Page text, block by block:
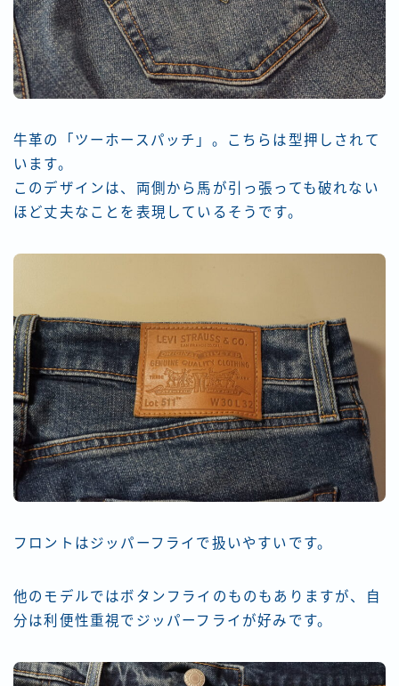
牛革の「ツーホースパッチ」。こちらは型押しされて
います。
このデザインは、両側から馬が引っ張っても破れない
ほど丈夫なことを表現しているそうです。
フロントはジッパーフライで扱いやすいです。
他のモデルではボタンフライのものもありますが、自
分は利便性重視でジッパーフライが好みです。